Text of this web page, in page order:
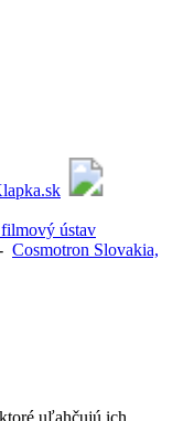
ústav
Cosmotron Slovakia,